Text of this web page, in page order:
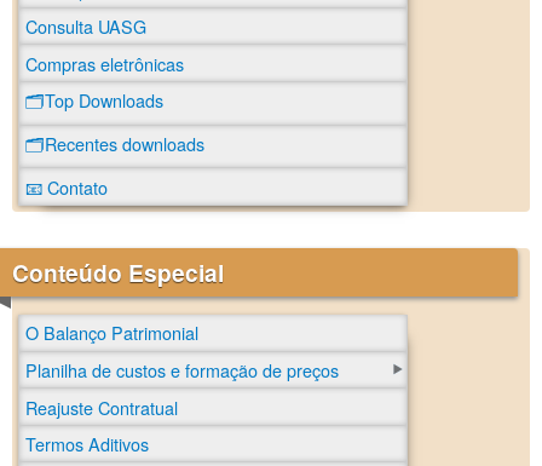
Consulta UASG
Compras eletrônicas
🗂️Top Downloads
🗂️Recentes downloads
📧 Contato
Conteúdo Especial
O Balanço Patrimonial
Planilha de custos e formação de preços
Reajuste Contratual
Termos Aditivos